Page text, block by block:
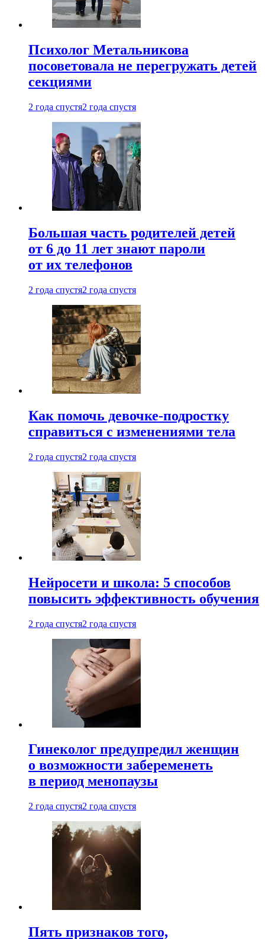
Психолог Метальникова
посоветовала не перегружать детей
секциями
2 года спустя2 года спустя
Большая часть родителей детей
от 6 до 11 лет знают пароли
от их телефонов
2 года спустя2 года спустя
Как помочь девочке-подростку
справиться с изменениями тела
2 года спустя2 года спустя
Нейросети и школа: 5 способов
повысить эффективность обучения
2 года спустя2 года спустя
Гинеколог предупредил женщин
о возможности забеременеть
в период менопаузы
2 года спустя2 года спустя
Пять признаков того,